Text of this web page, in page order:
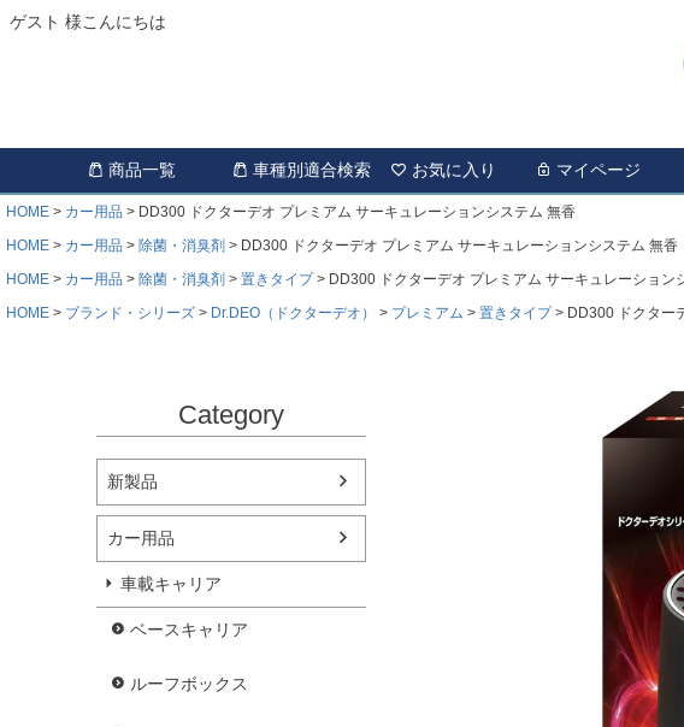
ゲスト 様こんにちは
商品一覧 車種別適合検索 お気に入り マイページ
HOME カー用品
DD300 ドクターデオ プレミアム サーキュレーションシステム 無香
HOME
カー用品 除菌・消臭剤
DD300 ドクターデオ プレミアム サーキュレーションシステム 無香
HOME
カー用品 除菌・消臭剤 置きタイプ
DD300 ドクターデオ プレミアム サーキュレーション
HOME
ブランド・シリーズ Dr.DEO（ドクターデオ） プレミアム 置きタイプ DD300 ドクター
Category
新製品
カー用品
車載キャリア
ベースキャリア
ルーフボックス